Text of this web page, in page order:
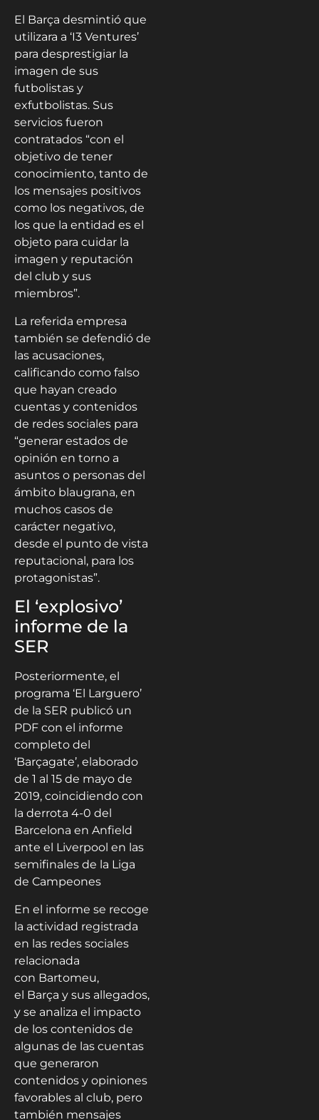
El Barça desmintió que
utilizara a ‘I3 Ventures’
para desprestigiar la
imagen de sus
futbolistas y
exfutbolistas. Sus
servicios fueron
contratados “con el
objetivo de tener
conocimiento, tanto de
los mensajes positivos
como los negativos, de
los que la entidad es el
objeto para cuidar la
imagen y reputación
del club y sus
miembros”.
La referida empresa
también se defendió de
las acusaciones,
calificando como falso
que hayan creado
cuentas y contenidos
de redes sociales para
“generar estados de
opinión en torno a
asuntos o personas del
ámbito blaugrana, en
muchos casos de
carácter negativo,
desde el punto de vista
reputacional, para los
protagonistas”.
El ‘explosivo’
informe de la
SER
Posteriormente, el
programa ‘El Larguero’
de la SER publicó un
PDF con el informe
completo del
‘Barçagate’, elaborado
de 1 al 15 de mayo de
2019, coincidiendo con
la derrota 4-0 del
Barcelona en Anfield
ante el Liverpool en las
semifinales de la Liga
de Campeones
En el informe se recoge
la actividad registrada
en las redes sociales
relacionada
con Bartomeu,
el Barça y sus allegados,
y se analiza el impacto
de los contenidos de
algunas de las cuentas
que generaron
contenidos y opiniones
favorables al club, pero
también mensajes